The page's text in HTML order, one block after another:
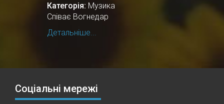
Категорія: Музика
Співає Вогнедар
Детальніше...
Соціальні мережі